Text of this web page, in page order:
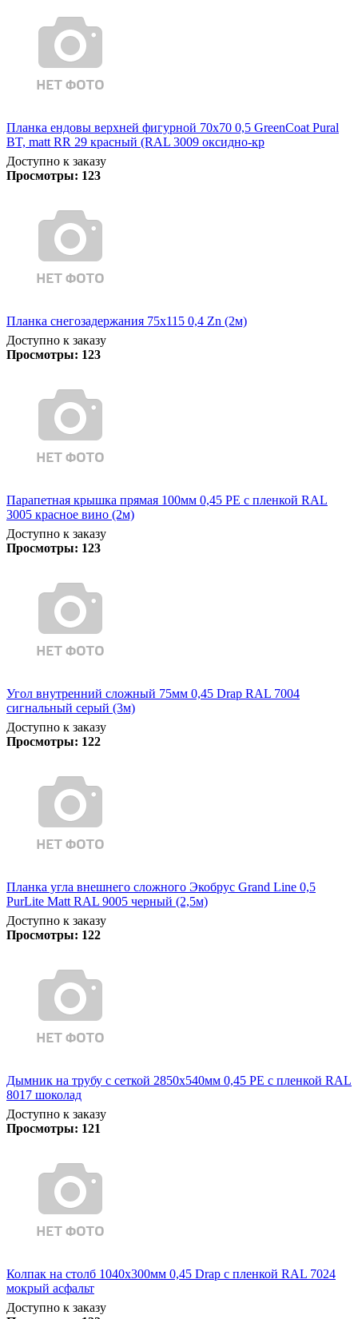
Планка ендовы верхней фигурной 70x70 0,5 GreenCoat Pural
BT, matt RR 29 красный (RAL 3009 оксидно-кр
Доступно к заказу
Просмотры: 123
Планка снегозадержания 75х115 0,4 Zn (2м)
Доступно к заказу
Просмотры: 123
Парапетная крышка прямая 100мм 0,45 PE с пленкой RAL
3005 красное вино (2м)
Доступно к заказу
Просмотры: 123
Угол внутренний сложный 75мм 0,45 Drap RAL 7004
сигнальный серый (3м)
Доступно к заказу
Просмотры: 122
Планка угла внешнего сложного Экобрус Grand Line 0,5
PurLite Matt RAL 9005 черный (2,5м)
Доступно к заказу
Просмотры: 122
Дымник на трубу с сеткой 2850х540мм 0,45 PE с пленкой RAL
8017 шоколад
Доступно к заказу
Просмотры: 121
Колпак на столб 1040х300мм 0,45 Drap с пленкой RAL 7024
мокрый асфальт
Доступно к заказу